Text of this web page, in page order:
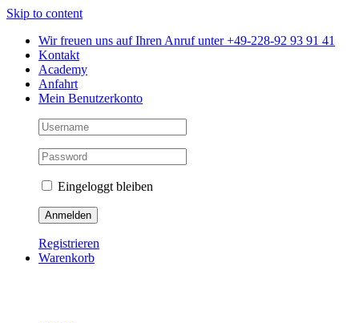
Skip to content
Wir freuen uns auf Ihren Anruf unter +49-228-92 93 91 41
Kontakt
Academy
Anfahrt
Mein Benutzerkonto
Eingeloggt bleiben
Registrieren
Warenkorb